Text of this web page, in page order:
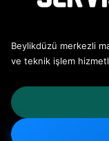
Beylikdüzü merkezli
ve teknik işlem